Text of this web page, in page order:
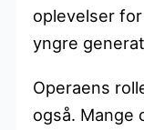
oplevelser
yngre
Operaens
også. Mange